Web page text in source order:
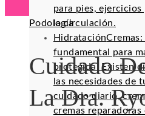
para pies,
la circulación.
Hidratación
fundamental para
protegida. Existen
las necesidades de
cuidado diario,
cremas reparadoras
Podología
Cuidado
La Dra.